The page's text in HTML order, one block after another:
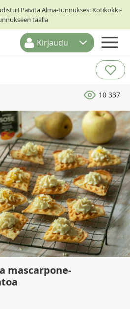
Päivitä Alma-tunnuksesi Kotikokki-
täällä
Kirjaudu
10 337
mascarpone-